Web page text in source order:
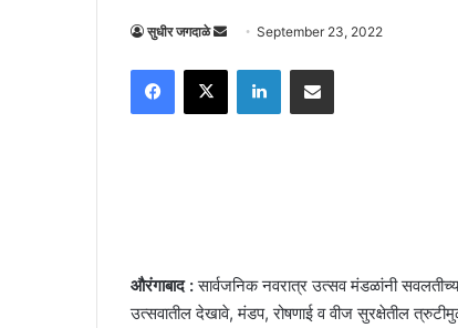
सुधीर जगदाळे
Send
email
September 23, 2022
Facebook
X LinkedInShare via Email
औरंगाबाद :सार्वजनिक नवरात्र उत्सव मंडळांनी
उत्सवातील देखावे, मंडप, रोषणाई व वीज सुरक्षेतील